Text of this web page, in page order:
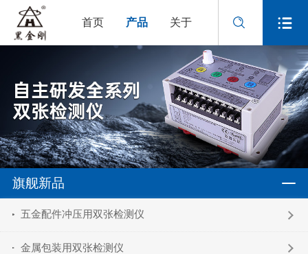
首页 产品 关于
旗舰新品
五金配件冲压用双张检测仪
金属包装用双张检测仪